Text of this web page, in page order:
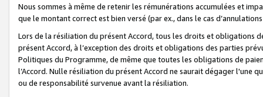
Nous sommes à même de retenir les rémunérations accumulées et
que le montant correct est bien versé (par ex., dans le cas
Lors de la résiliation du présent Accord, tous les droits et obligations
présent Accord, à l’exception des droits et obligations des parties
Politiques du Programme, de même que toutes les obligations de
l’Accord. Nulle résiliation du présent Accord ne saurait dégager l'une
ou de responsabilité survenue avant la résiliation.